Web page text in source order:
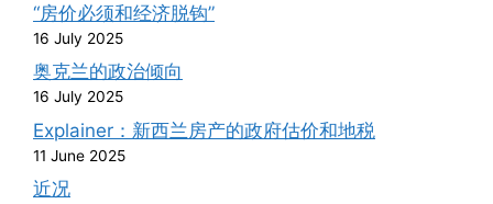
“房价必须和经济脱钩”
16 July 2025
奥克兰的政治倾向
16 July 2025
Explainer：新西兰房产的政府估价和地税
11 June 2025
近况